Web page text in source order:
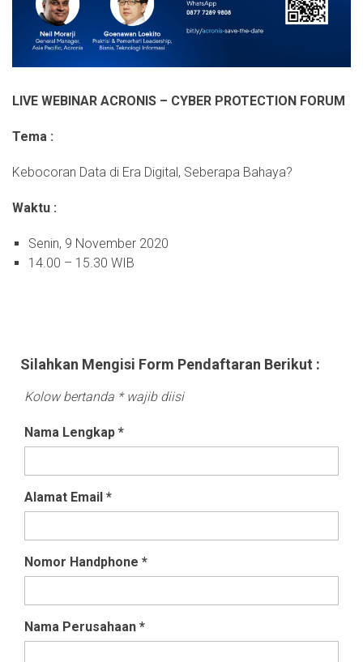
LIVE WEBINAR ACRONIS – CYBER PROTECTION FORUM
Tema :
Kebocoran Data di Era Digital, Seberapa Bahaya?
Waktu :
Senin, 9 November 2020
14.00 – 15.30 WIB
Silahkan Mengisi Form Pendaftaran Berikut :
Kolow bertanda * wajib diisi
Nama Lengkap *
Alamat Email *
Nomor Handphone *
Nama Perusahaan *